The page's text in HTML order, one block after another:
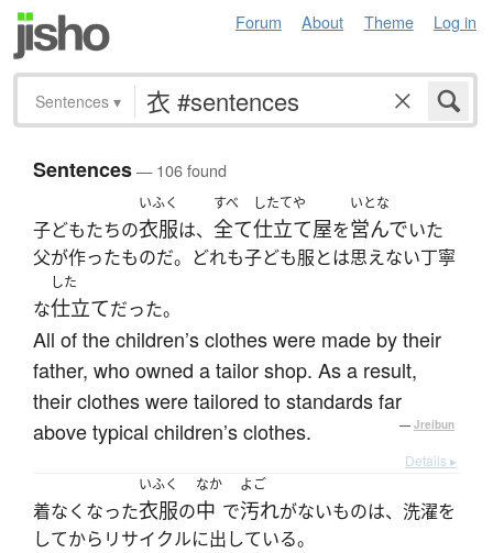
Forum About Theme Log in
Sentences ▾
Sentences— 106 found
子どもたちの
いふく
衣服は、
すべ
全て
したてや
仕立て屋を
いとな
営んでいた
父が作ったものだ。どれも子ども服とは思えない丁寧
な
した
仕立てだった。
All of the children’s clothes were made by their
father, who owned a tailor shop. As a result,
their clothes were tailored to standards far
above typical children’s clothes.
— Jreibun
Details ▸
着なくなった
いふく
衣服の
なか
中 で
よご
汚れがないものは、洗濯を
してからリサイクルに出している。